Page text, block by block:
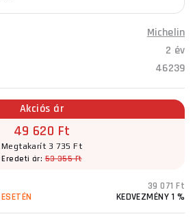
Michelin
2 év
46239
Akciós ár
49 620 Ft
Megtakarít 3 735 Ft
Eredeti ár:53 355 Ft
39 071 Ft
KEDVEZMÉNY 1 %